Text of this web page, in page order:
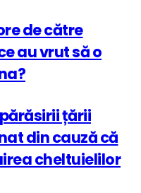
de către
au vrut să o
țării
din cauză că
cheltuielilor